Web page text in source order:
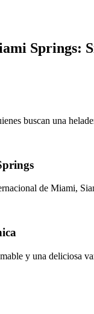
Springs:
buscan una
de Miami,
y una deliciosa